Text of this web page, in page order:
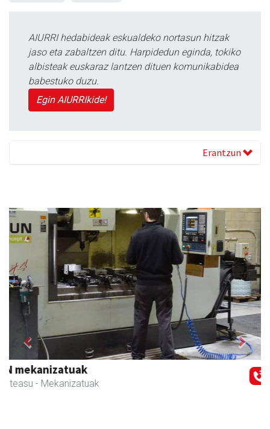
AIURRI hedabideak eskualdeko nortasun hitzak
jaso eta zabaltzen ditu. Harpidedun eginda, tokiko
albisteak euskaraz lantzen dituen komunikabidea
babestuko duzu.
Egin AIURRIkide!
Erantzun
Skinter ontziratzeak
Asteasu - Ontziratzeak
Previous Next